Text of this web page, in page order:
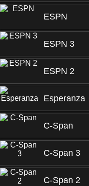
ESPN
ESPN 3
ESPN 2
Esperanza
C-Span
C-Span 3
C-Span 2